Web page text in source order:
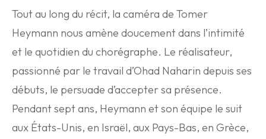
Tout au long du récit, la caméra de Tomer
Heymann nous amène doucement dans l’intimité
et le quotidien du chorégraphe. Le réalisateur,
passionné par le travail d’Ohad Naharin depuis ses
débuts, le persuade d’accepter sa présence.
Pendant sept ans, Heymann et son équipe le suit
aux États-Unis, en Israël, aux Pays-Bas, en Grèce,